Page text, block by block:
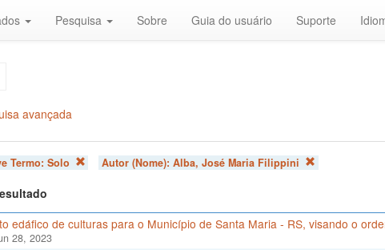
Pesquisa Sobre Guia do usuário Suporte
avançada
Termo: Solo Autor (Nome): Alba, José Maria Filippini
edáfico de culturas para o Município de Santa Maria - RS, visando o
28, 2023